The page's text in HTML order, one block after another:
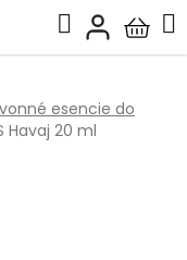
Hľadať
košík
esencie do
Havaj 20 ml